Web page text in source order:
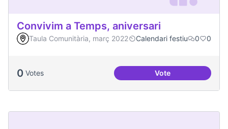
Convivim a Temps, aniversari
Taula Comunitària, març 2022 Calendari festiu 0 0
0 Votes VoteConvivim a